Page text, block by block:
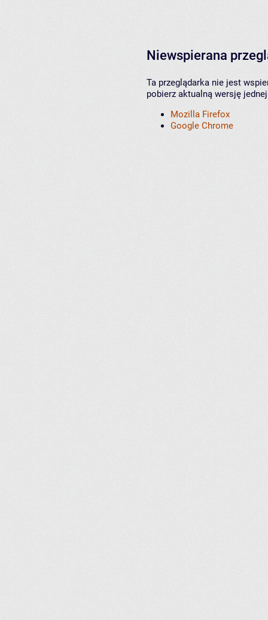
Niewspierana
Ta przeglądarka nie jest
pobierz aktualną wersję
Mozilla Firefox
Google Chrome